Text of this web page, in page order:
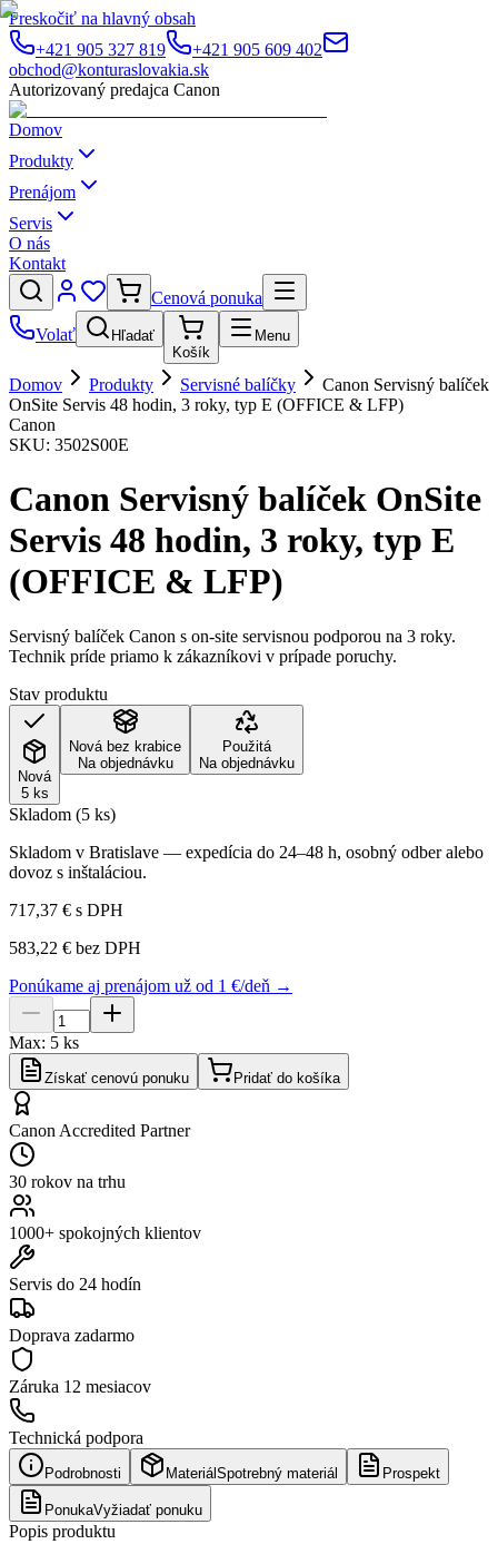
Preskočiť na hlavný obsah
+421 905 327 819
+421 905 609 402
obchod@konturaslovakia.sk
Autorizovaný predajca Canon
Domov
Produkty
Prenájom
Servis
O nás
Kontakt
Cenová ponuka
Volať
Hľadať
Košík
Menu
Domov Produkty Servisné balíčky
Canon Servisný balíček
OnSite Servis 48 hodin, 3 roky, typ E (OFFICE & LFP)
Canon
SKU: 3502S00E
Canon Servisný balíček OnSite
Servis 48 hodin, 3 roky, typ E
(OFFICE & LFP)
Servisný balíček Canon s on-site servisnou podporou na 3 roky.
Technik príde priamo k zákazníkovi v prípade poruchy.
Stav produktu
Nová
5 ks
Nová bez krabice
Na objednávku
Použitá
Na objednávku
Skladom (5 ks)
Skladom v Bratislave — expedícia do 24–48 h, osobný odber alebo
dovoz s inštaláciou.
717,37 € s DPH
583,22 € bez DPH
Ponúkame aj prenájom už od 1 €/deň →
Max: 5 ks
Získať cenovú ponuku Pridať do košíka
Canon Accredited Partner
30 rokov na trhu
1000+ spokojných klientov
Servis do 24 hodín
Doprava zadarmo
Záruka 12 mesiacov
Technická podpora
Podrobnosti Materiál Spotrebný materiál Prospekt
PonukaVyžiadať ponuku
Popis produktu